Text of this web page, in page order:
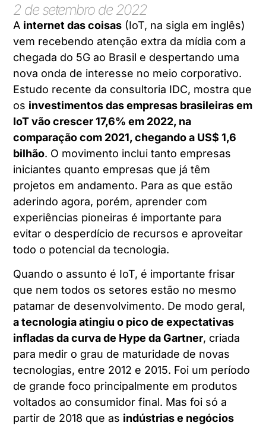
2 de setembro de 2022
A internet das coisas (IoT, na sigla em inglês)
vem recebendo atenção extra da mídia com a
chegada do 5G ao Brasil e despertando uma
nova onda de interesse no meio corporativo.
Estudo recente da consultoria IDC, mostra que
os investimentos das empresas brasileiras em
IoT vão crescer 17,6% em 2022, na
comparação com 2021, chegando a US$ 1,6
bilhão. O movimento inclui tanto empresas
iniciantes quanto empresas que já têm
projetos em andamento. Para as que estão
aderindo agora, porém, aprender com
experiências pioneiras é importante para
evitar o desperdício de recursos e aproveitar
todo o potencial da tecnologia.
Quando o assunto é IoT, é importante frisar
que nem todos os setores estão no mesmo
patamar de desenvolvimento. De modo geral,
a tecnologia atingiu o pico de expectativas
infladas da curva de Hype da Gartner, criada
para medir o grau de maturidade de novas
tecnologias, entre 2012 e 2015. Foi um período
de grande foco principalmente em produtos
voltados ao consumidor final. Mas foi só a
partir de 2018 que as indústrias e negócios